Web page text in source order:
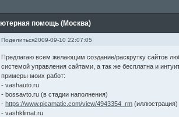
помощь (Москва)
Поделиться2009-09-10 22:07:05
Предлагаю всем желающим создание/раскрутку сайтов
системой управления сайтами, а так же бесплатна и
примеры моих работ:
- vashauto.ru
- bossavto.ru (в стадии наполнения)
-https://www.picamatic.com/view/4943354_rm (иллюстрация)
- vashklimat.ru